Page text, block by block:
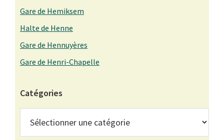
Gare de Hemiksem
Halte de Henne
Gare de Hennuyères
Gare de Henri-Chapelle
Catégories